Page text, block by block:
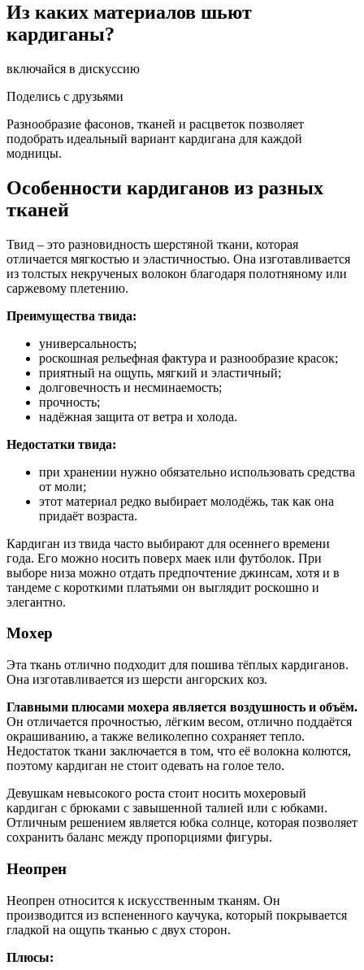
Из каких материалов шьют
кардиганы?
включайся в дискуссию
Поделись с друзьями
Разнообразие фасонов, тканей и расцветок позволяет
подобрать идеальный вариант кардигана для каждой
модницы.
Особенности кардиганов из разных
тканей
Твид – это разновидность шерстяной ткани, которая
отличается мягкостью и эластичностью. Она изготавливается
из толстых некрученых волокон благодаря полотняному или
саржевому плетению.
Преимущества твида:
универсальность;
роскошная рельефная фактура и разнообразие красок;
приятный на ощупь, мягкий и эластичный;
долговечность и несминаемость;
прочность;
надёжная защита от ветра и холода.
Недостатки твида:
при хранении нужно обязательно использовать средства
от моли;
этот материал редко выбирает молодёжь, так как она
придаёт возраста.
Кардиган из твида часто выбирают для осеннего времени
года. Его можно носить поверх маек или футболок. При
выборе низа можно отдать предпочтение джинсам, хотя и в
тандеме с короткими платьями он выглядит роскошно и
элегантно.
Мохер
Эта ткань отлично подходит для пошива тёплых кардиганов.
Она изготавливается из шерсти ангорских коз.
Главными плюсами мохера является воздушность и объём.
Он отличается прочностью, лёгким весом, отлично поддаётся
окрашиванию, а также великолепно сохраняет тепло.
Недостаток ткани заключается в том, что её волокна колются,
поэтому кардиган не стоит одевать на голое тело.
Девушкам невысокого роста стоит носить мохеровый
кардиган с брюками с завышенной талией или с юбками.
Отличным решением является юбка солнце, которая позволяет
сохранить баланс между пропорциями фигуры.
Неопрен
Неопрен относится к искусственным тканям. Он
производится из вспененного каучука, который покрывается
гладкой на ощупь тканью с двух сторон.
Плюсы: